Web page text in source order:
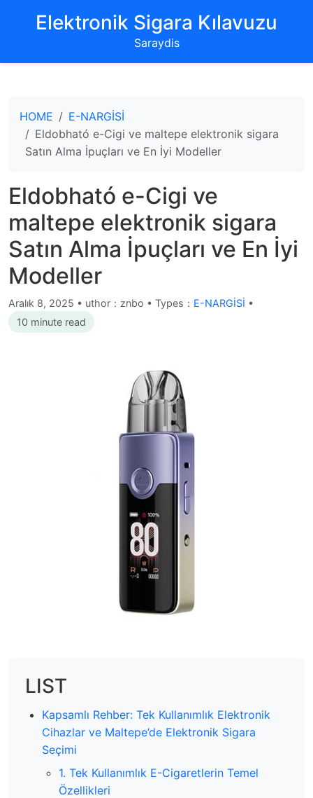
‌Elektronik Sigara Kılavuzu‌
Saraydis
HOME
E-NARGİSİ
Eldobható e-Cigi ve maltepe elektronik sigara
Satın Alma İpuçları ve En İyi Modeller
Eldobható e-Cigi ve
maltepe elektronik sigara
Satın Alma İpuçları ve En İyi
Modeller
Aralık 8, 2025 • uthor：znbo • Types： E-NARGİSİ •
10 minute read
LIST
Kapsamlı Rehber: Tek Kullanımlık Elektronik
Cihazlar ve Maltepe’de Elektronik Sigara
Seçimi
1. Tek Kullanımlık E-Cigaretlerin Temel
Özellikleri